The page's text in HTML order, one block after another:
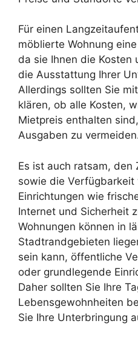
Für einen
möblierte Wohnung
da sie Ihnen die
die Ausstattung Ihrer
Allerdings sollten Sie
klären, ob alle Kosten,
Mietpreis enthalten
Ausgaben zu
Es ist auch ratsam, den
sowie die Verfügbarkeit
Einrichtungen wie
Internet und Sicherheit
Wohnungen können in
Stadtrandgebieten
sein kann, öffentliche
oder grundlegende
Daher sollten Sie Ihre
Lebensgewohnheiten
Sie Ihre Unterbringung